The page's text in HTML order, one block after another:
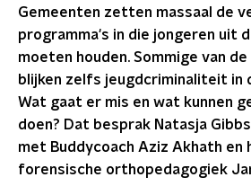
Gemeenten zetten massaal de
programma's in die jongeren uit
moeten houden. Sommige van
blijken zelfs jeugdcriminaliteit in
Wat gaat er mis en wat kunnen
doen? Dat besprak Natasja
met Buddycoach Aziz Akhath en
forensische orthopedagogiek